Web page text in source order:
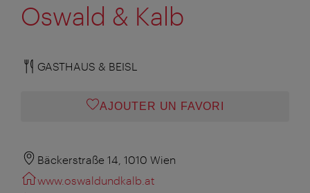
Oswald & Kalb
GASTHAUS & BEISL
AJOUTER UN FAVORI
Bäckerstraße 14, 1010 Wien
www.oswaldundkalb.at